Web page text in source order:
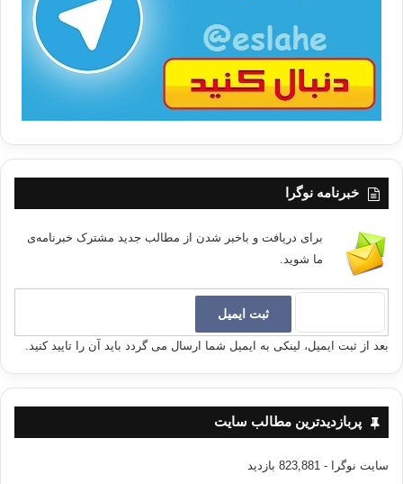
خبرنامه نوگرا
برای دریافت و باخبر شدن از مطالب جدید مشترک خبرنامه‌ی
ما شوید.
بعد از ثبت ایمیل، لینکی به ایمیل شما ارسال می گردد باید آن را تایید کنید.
پربازدیدترین مطالب سایت
سایت نوگرا - 823,881 بازدید